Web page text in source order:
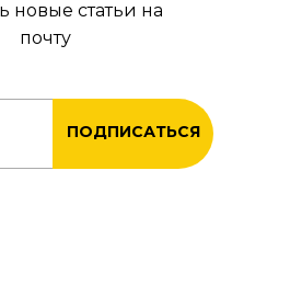
новые статьи на
почту
ПОДПИСАТЬСЯ